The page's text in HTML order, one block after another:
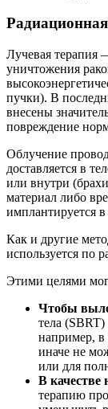
Лучевая терапия
уничтожения
пучки). В
внесены
повреждение
Облучение
доставляется в
или внутри
материал либо
имплантируется в
Как и другие
используется по
Этими целями
Чтобы
тела (SBRT)
например, в
иначе не
или для
В качестве
терапию